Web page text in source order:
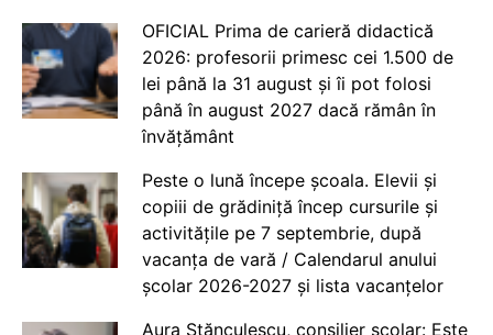
OFICIAL Prima de carieră didactică
2026: profesorii primesc cei 1.500 de
lei până la 31 august și îi pot folosi
până în august 2027 dacă rămân în
învățământ
Peste o lună începe școala. Elevii și
copiii de grădiniță încep cursurile și
activitățile pe 7 septembrie, după
vacanța de vară / Calendarul anului
școlar 2026-2027 și lista vacanțelor
Aura Stănculescu, consilier școlar: Este